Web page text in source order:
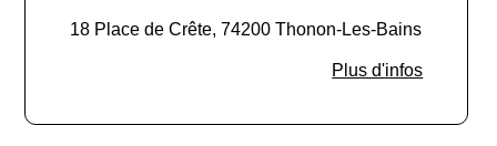
18 Place de Crête, 74200 Thonon-Les-Bains
Plus d'infos